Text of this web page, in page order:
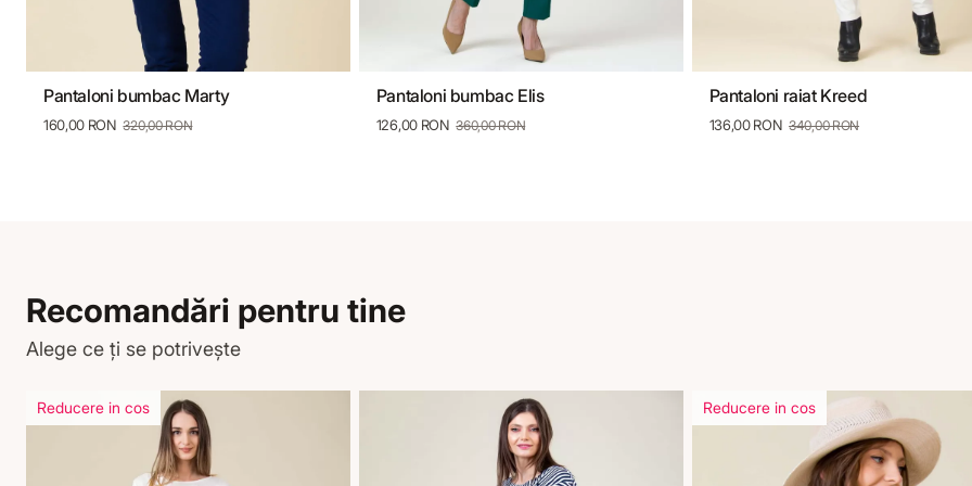
36 38 40 42 44
Pantaloni bumbac Marty
160,00 RON 320,00 RON
36 38 40 42
Pantaloni bumbac Elis
126,00 RON 360,00 RON
34 36 38
Pantaloni raiat Kreed
136,00 RON 340,00 RON
Recomandări pentru tine
Alege ce ți se potrivește
Reducere in cos Reducere in cos